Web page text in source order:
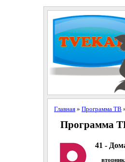
Главная» Программа ТВ
Программа
41 -